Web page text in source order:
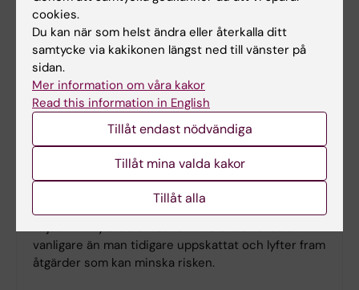
Ny studie
Spädbarnskollaps ovanligt men kan
få allvarliga konsekvenser
Plötslig oväntad spädbarnskollaps under den första
levnadsveckan är ovanligt, men kan få allvarliga
följder. En ny studie visar att tillståndet ändå är
vanligare än man tidigare uppskattat och lyfter fram
åtgärder som kan minska risken.
cookies.
Du kan när som helst ändra eller återkalla ditt
samtycke via kakikonen längst ned till vänster på
sidan.
Mer information om våra kakor
Read this information in English
Tillåt endast nödvändiga
Tillåt mina valda kakor
Tillåt alla